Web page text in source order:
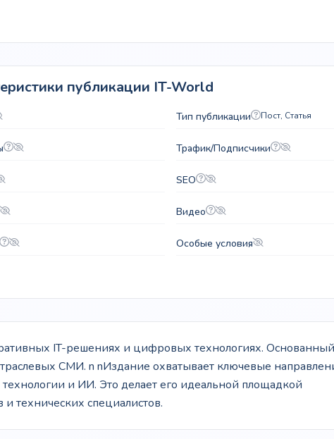
публикации IT-World
Тип публикации Пост, Статья
Трафик/Подписчики
SEO
Видео
Особые условия
IT-решениях и цифровых технологиях.
СМИ. n nИздание охватывает ключевые
и ИИ. Это делает его идеальной площадкой
технических специалистов.